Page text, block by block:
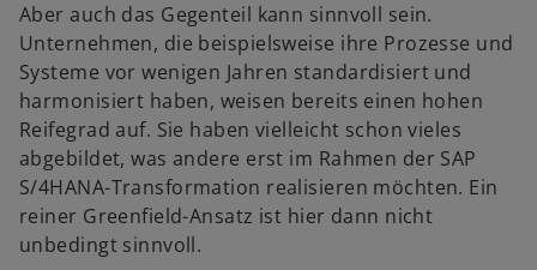
Aber auch das Gegenteil kann sinnvoll sein.
Unternehmen, die beispielsweise ihre Prozesse und
Systeme vor wenigen Jahren standardisiert und
harmonisiert haben, weisen bereits einen hohen
Reifegrad auf. Sie haben vielleicht schon vieles
abgebildet, was andere erst im Rahmen der SAP
S/4HANA-Transformation realisieren möchten. Ein
reiner Greenfield-Ansatz ist hier dann nicht
unbedingt sinnvoll.